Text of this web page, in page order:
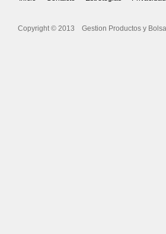
Copyright © 2013 Gestion Productos y